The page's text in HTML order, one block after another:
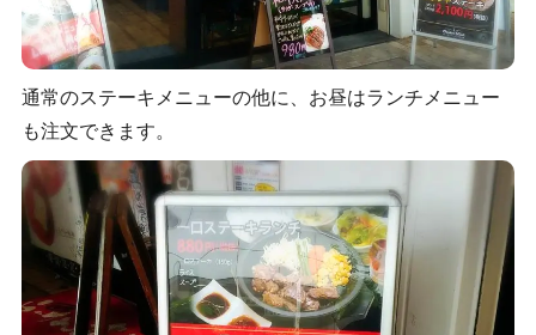
通常のステーキメニューの他に、お昼はランチメニュー
も注文できます。